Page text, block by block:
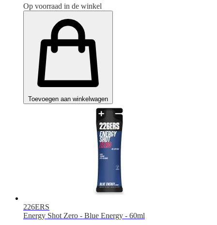
Op voorraad in de winkel
Toevoegen aan winkelwagen
226ERS
Energy Shot Zero - Blue Energy - 60ml